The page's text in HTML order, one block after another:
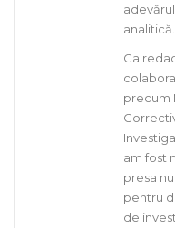
analitică.
Ca
precum
am fost
presa
pentru
de